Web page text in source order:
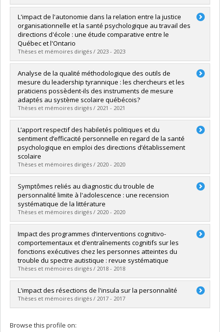
Graduate :Bisson, Maëlle
Cycle :Master's
Grade :M. Sc.
Lien vers le document dans Papyrus
L'impact de l'autonomie dans la relation entre la justice
organisationnelle et la santé psychologique au travail des
directions d'école : une étude comparative entre le
Québec et l'Ontario
Thèses et mémoires dirigés / 2023 - 2023
Graduate :Bewa, Carène Noëlla
Cycle :Doctoral
Grade :Ph. D.
Lien vers le document dans Papyrus
Analyse de la qualité méthodologique des outils de
mesure du leadership tyrannique : les chercheurs et les
praticiens possèdent-ils des instruments de mesure
adaptés au système scolaire québécois?
Thèses et mémoires dirigés / 2021 - 2021
Graduate :Veilleux Deschênes, Joelle
Cycle :Doctoral
Grade :D. Psy.
Lien vers le document dans Papyrus
L’apport respectif des habiletés politiques et du
sentiment d’efficacité personnelle en regard de la santé
psychologique en emploi des directions d’établissement
scolaire
Thèses et mémoires dirigés / 2020 - 2020
Graduate : Bergeron Bonnelly, Laura
Cycle :Doctoral
Grade :Ph. D.
Lien vers le document dans Papyrus
Symptômes reliés au diagnostic du trouble de
personnalité limite à l'adolescence : une recension
systématique de la littérature
Thèses et mémoires dirigés / 2020 - 2020
Graduate :Le Boeuf, Élodie
Cycle :Master's
Grade :M.A.
Lien vers le document dans Papyrus
Impact des programmes d’interventions cognitivo-
comportementaux et d’entraînements cognitifs sur les
fonctions exécutives chez les personnes atteintes du
trouble du spectre autistique : revue systématique
Thèses et mémoires dirigés / 2018 - 2018
Graduate :Bourgeois, Marianne
Cycle : Doctoral
Grade :D. Psy.
L'impact des résections de l'insula sur la personnalité
Thèses et mémoires dirigés / 2017 - 2017
Cycle :Master's
Browse this profile on: